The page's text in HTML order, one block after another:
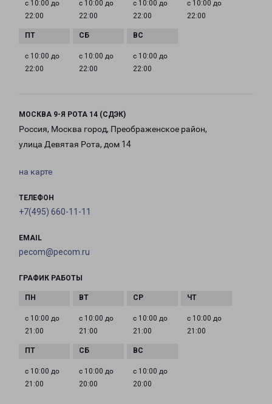
с 10:00 до
22:00
с 10:00 до
22:00
с 10:00 до
22:00
с 10:00 до
22:00
с 10:00 до
22:00
с 10:00 до
22:00
с 10:00 до
22:00
МОСКВА 9-Я РОТА 14 (СДЭК)
Россия, Москва город, Преображенское район,
улица Девятая Рота, дом 14
на карте
ТЕЛЕФОН
+7(495) 660-11-11
EMAIL
pecom@pecom.ru
ГРАФИК РАБОТЫ
с 10:00 до
21:00
с 10:00 до
21:00
с 10:00 до
21:00
с 10:00 до
21:00
с 10:00 до
21:00
с 10:00 до
20:00
с 10:00 до
20:00